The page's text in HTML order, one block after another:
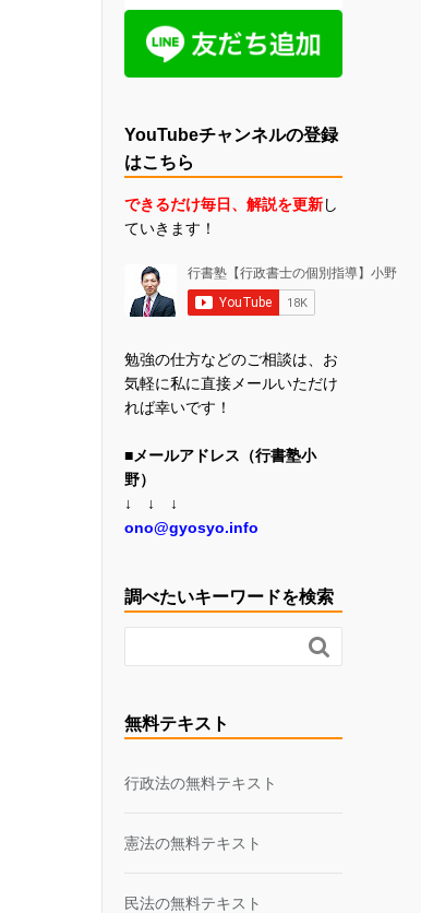
YouTubeチャンネルの登録
はこちら
できるだけ毎日、解説を更新し
ていきます！
勉強の仕方などのご相談は、お
気軽に私に直接メールいただけ
れば幸いです！
■メールアドレス（行書塾小
野）
↓ ↓ ↓
ono@gyosyo.info
調べたいキーワードを検索

無料テキスト
行政法の無料テキスト
憲法の無料テキスト
民法の無料テキスト